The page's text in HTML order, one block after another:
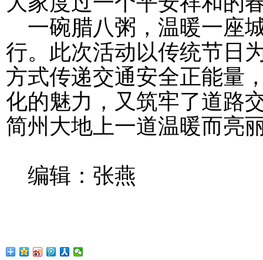
一碗腊八粥，温暖一座
行。此次活动以传统节日
方式传递交通安全正能量
化的魅力，又筑牢了道路
简州大地上一道温暖而亮
编辑：张燕